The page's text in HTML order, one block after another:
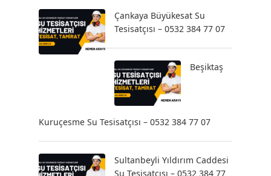
Çankaya Büyükesat Su
Tesisatçısı – 0532 384 77 07
Beşiktaş
Kuruçesme Su Tesisatçısı – 0532 384 77 07
Sultanbeyli Yıldırım Caddesi
Su Tesisatçısı – 0532 384 77